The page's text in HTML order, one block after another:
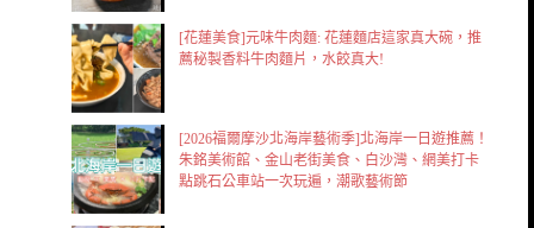
[花蓮美食]元味牛肉麵: 花蓮麵店這家真大碗，推
薦秘製香料牛肉麵片，水餃真大!
[2026福爾摩沙北海岸藝術季]北海岸一日遊推薦！
朱銘美術館、金山老街美食、白沙灣、網美打卡
點跳石公車站一次玩遍，潮歌藝術節